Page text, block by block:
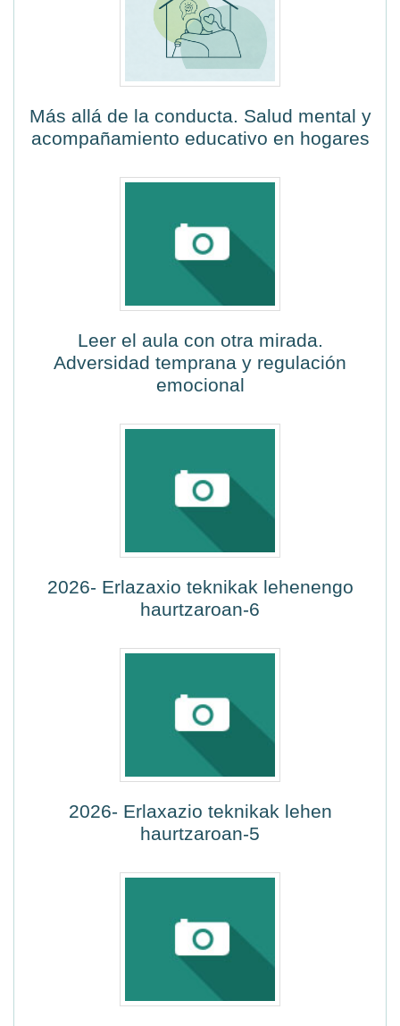
Más allá de la conducta. Salud mental y
acompañamiento educativo en hogares
Leer el aula con otra mirada.
Adversidad temprana y regulación
emocional
2026- Erlazaxio teknikak lehenengo
haurtzaroan-6
2026- Erlaxazio teknikak lehen
haurtzaroan-5